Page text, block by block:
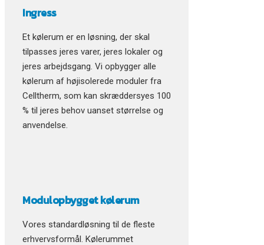
Ingress
Et kølerum er en løsning, der skal
tilpasses jeres varer, jeres lokaler og
jeres arbejdsgang. Vi opbygger alle
kølerum af højisolerede moduler fra
Celltherm, som kan skræddersyes 100
% til jeres behov uanset størrelse og
anvendelse.
Modulopbygget kølerum
Vores standardløsning til de fleste
erhvervsformål. Kølerummet